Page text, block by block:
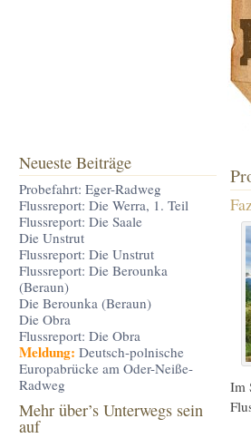
Neueste Beiträge
Probefahrt: Eger-Radweg
Flussreport: Die Werra, 1. Teil
Flussreport: Die Saale
Die Unstrut
Flussreport: Die Unstrut
Flussreport: Die Berounka
(Beraun)
Die Berounka (Beraun)
Die Obra
Flussreport: Die Obra
Meldung: Deutsch-polnische
Europabrücke am Oder-Neiße-
Radweg
Mehr über’s Unterwegs sein
auf
Im